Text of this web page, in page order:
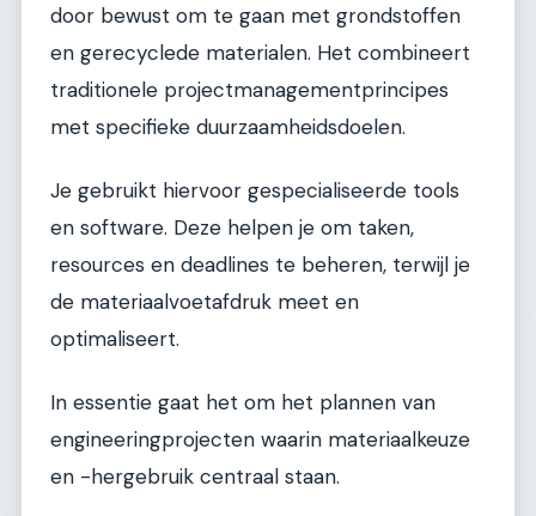
door bewust om te gaan met grondstoffen
en gerecyclede materialen. Het combineert
traditionele projectmanagementprincipes
met specifieke duurzaamheidsdoelen.
Je gebruikt hiervoor gespecialiseerde tools
en software. Deze helpen je om taken,
resources en deadlines te beheren, terwijl je
de materiaalvoetafdruk meet en
optimaliseert.
In essentie gaat het om het plannen van
engineeringprojecten waarin materiaalkeuze
en -hergebruik centraal staan.